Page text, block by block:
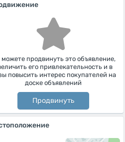
продвинуть это объявление,
его привлекательность и в
повысить интерес покупателей на
доске объявлений
Продвинуть